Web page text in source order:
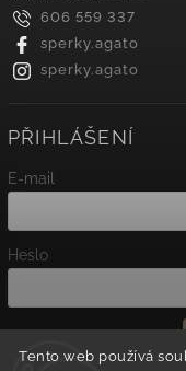
Tento web používá
606 559 337
sperky.agato
sperky.agato
PŘIHLÁŠENÍ
E-mail
Heslo